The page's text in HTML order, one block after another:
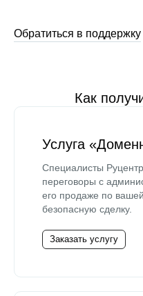
Обратиться в поддержку
Как
Услуга
Специалисты
переговоры с
его продаже по
безопасную сделку.
Заказать услугу